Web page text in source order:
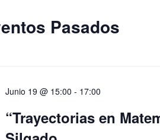
Pasados
Junio 19 @ 15:00 - 17:00
“Trayectorias en